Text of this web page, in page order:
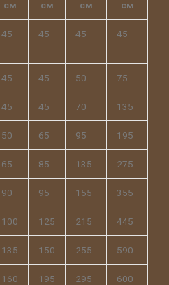
см
см
см
см
45 45 45 45
45 45 50 75
45 45 70 135
50 65 95 195
65 85 135 275
90 95 155 355
100 125 215 445
135 150 255 590
160 195 295 600